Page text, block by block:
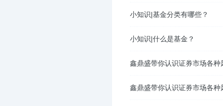
小知识|基金分类有哪些？
小知识|什么是基金？
鑫鼎盛带你认识证券市场各种
鑫鼎盛带你认识证券市场各种